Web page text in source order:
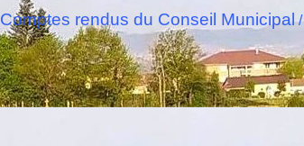
Comptes rendus du Conseil Municipal/